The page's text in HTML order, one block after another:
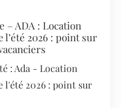
– ADA : Location
2026 : point sur
: Ada - Location
l'été 2026 : point sur